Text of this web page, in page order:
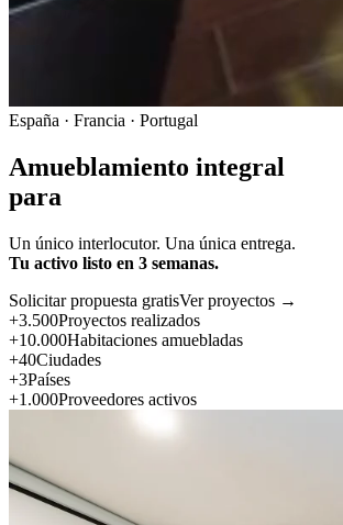
España · Francia · Portugal
Amueblamiento integral
para
Un único interlocutor. Una única entrega.
Tu activo listo en 3 semanas.
Solicitar propuesta gratisVer proyectos →
+3.500Proyectos realizados
+10.000Habitaciones amuebladas
+40Ciudades
+3Países
+1.000Proveedores activos